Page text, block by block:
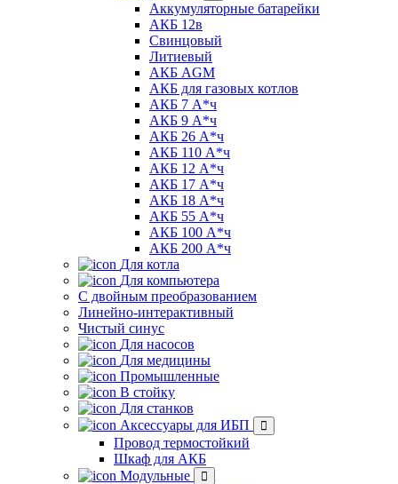
Аккумуляторные батарейки
АКБ 12в
Свинцовый
Литиевый
АКБ AGM
АКБ для газовых котлов
АКБ 7 А*ч
АКБ 9 А*ч
АКБ 26 А*ч
АКБ 110 А*ч
АКБ 12 А*ч
АКБ 17 А*ч
АКБ 18 А*ч
АКБ 55 А*ч
АКБ 100 А*ч
АКБ 200 А*ч
Для котла
Для компьютера
C двойным преобразованием
Линейно-интерактивный
Чистый синус
Для насосов
Для медицины
Промышленные
В стойку
Для станков
Аксессуары для ИБП
Провод термостойкий
Шкаф для АКБ
Модульные